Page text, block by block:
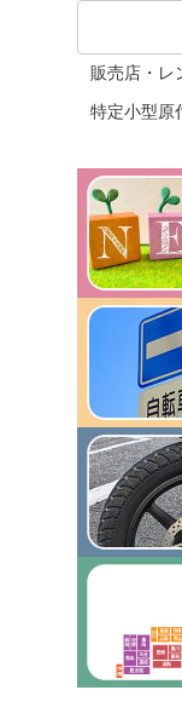
販売店・レ
特定小型原